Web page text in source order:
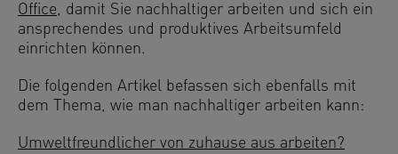
Office, damit Sie nachhaltiger arbeiten und sich ein
ansprechendes und produktives Arbeitsumfeld
einrichten können.
Die folgenden Artikel befassen sich ebenfalls mit
dem Thema, wie man nachhaltiger arbeiten kann:
Umweltfreundlicher von zuhause aus arbeiten?